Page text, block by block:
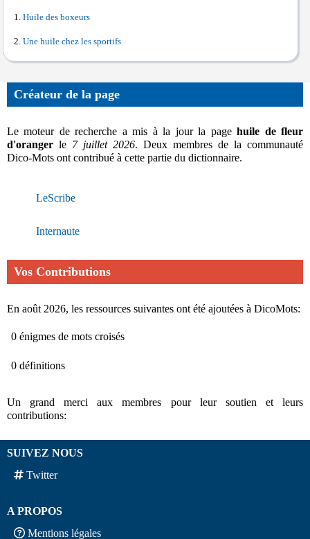
Huile des boxeurs
Une huile chez les sportifs
Créateur de la page
Le moteur de recherche a mis à la jour la pagehuile de fleur
d'oranger le 7 juillet 2026. Deux membres de la communauté
Dico-Mots ont contribué à cette partie du dictionnaire.
LeScribe
Internaute
Vos Contributions
En août 2026, les ressources suivantes ont été ajoutées à DicoMots:
0 énigmes de mots croisés
0 définitions
Un grand merci aux membres pour leur soutien et leurs
contributions:
SUIVEZ NOUS
Twitter
A PROPOS
Mentions légales